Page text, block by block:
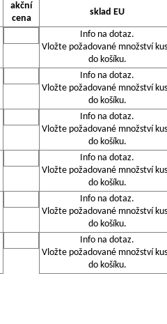
akční
cena
sklad EU
Info na dotaz.
Vložte požadované množství
do košíku.
Info na dotaz.
Vložte požadované množství
do košíku.
Info na dotaz.
Vložte požadované množství
do košíku.
Info na dotaz.
Vložte požadované množství
do košíku.
Info na dotaz.
Vložte požadované množství
do košíku.
Info na dotaz.
Vložte požadované množství
do košíku.